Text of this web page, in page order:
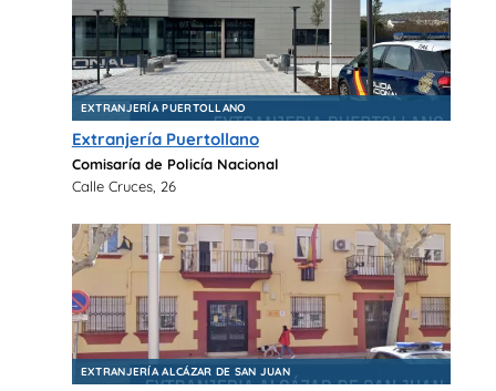
EXTRANJERÍA PUERTOLLANO
Extranjería Puertollano
Comisaría de Policía Nacional
Calle Cruces, 26
EXTRANJERÍA ALCÁZAR DE SAN JUAN